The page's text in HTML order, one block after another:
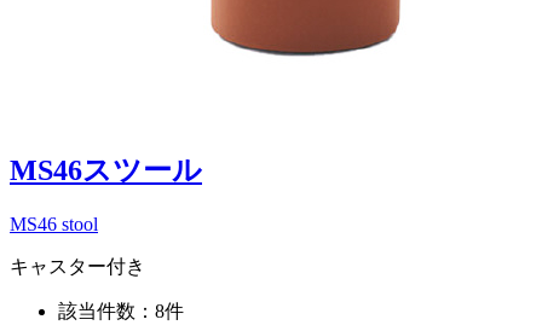
MS46スツール
MS46 stool
キャスター付き
該当件数：8件